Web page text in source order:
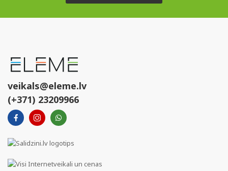
veikals@eleme.lv
(+371) 23209966